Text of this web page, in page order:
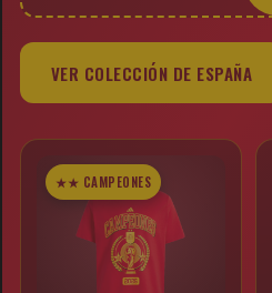
VER COLECCIÓN DE ESPAÑA
★★ CAMPEONES